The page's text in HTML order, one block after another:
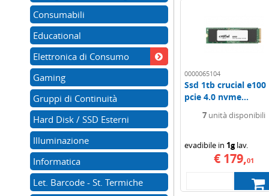
0000065104
Ssd 1tb crucial e100
pcie 4.0 nvme...
7 unità disponibili
evadibile in 1glav.
€ 179,01
Consumabili
Educational
Elettronica di Consumo
Gaming
Gruppi di Continuità
Hard Disk / SSD Esterni
Illuminazione
Informatica
Let. Barcode - St. Termiche